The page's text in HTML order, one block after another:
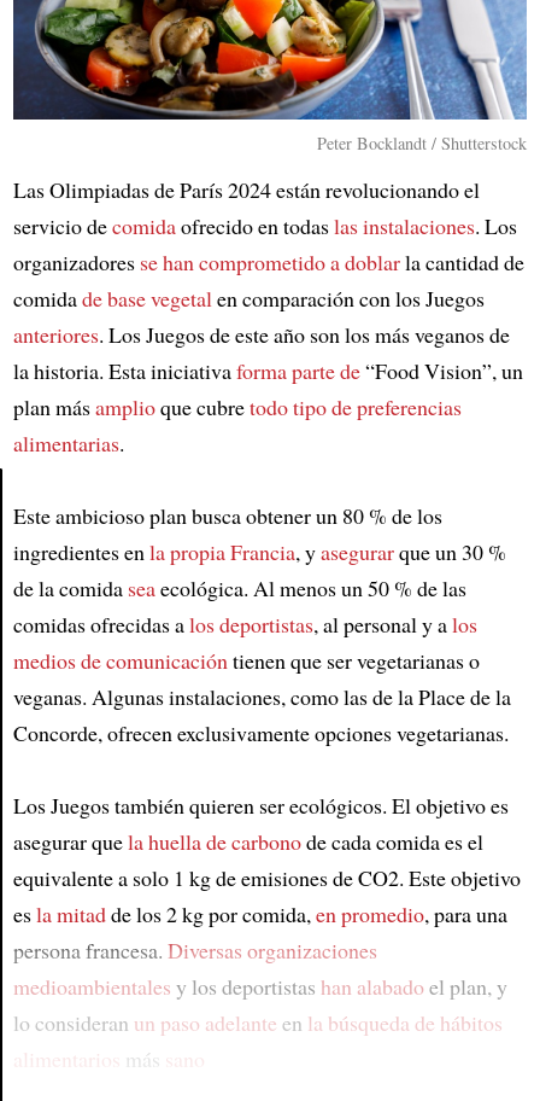
Peter Bocklandt / Shutterstock
Las Olimpiadas de París 2024 están revolucionando el
servicio decomidaofrecido en todaslas instalaciones. Los
organizadores se han comprometido a doblarla cantidad de
comidade base vegetal en comparación con los Juegos
anteriores. Los Juegos de este año son los más veganos de
la historia. Esta iniciativaforma parte de“Food Vision”, un
plan másamplioque cubretodo tipo de preferencias
alimentarias.
Este ambicioso plan busca obtener un 80 % de los
ingredientes en la propia Francia, yasegurarque un 30 %
de la comida seaecológica. Al menos un 50 % de las
comidas ofrecidas alos deportistas, al personal y alos
medios de comunicación tienen que ser vegetarianas o
veganas. Algunas instalaciones, como las de la Place de la
Concorde, ofrecen exclusivamente opciones vegetarianas.
Los Juegos también quieren ser ecológicos. El objetivo es
asegurar quela huella de carbonode cada comida es el
equivalente a solo 1 kg de emisiones de CO2. Este objetivo
esla mitadde los 2 kg por comida, en promedio, para una
persona francesa. Diversas organizaciones
medioambientales y los deportistas han alabadoel plan, y
lo consideran un paso adelante en la búsqueda de hábitos
alimentarios
más sano